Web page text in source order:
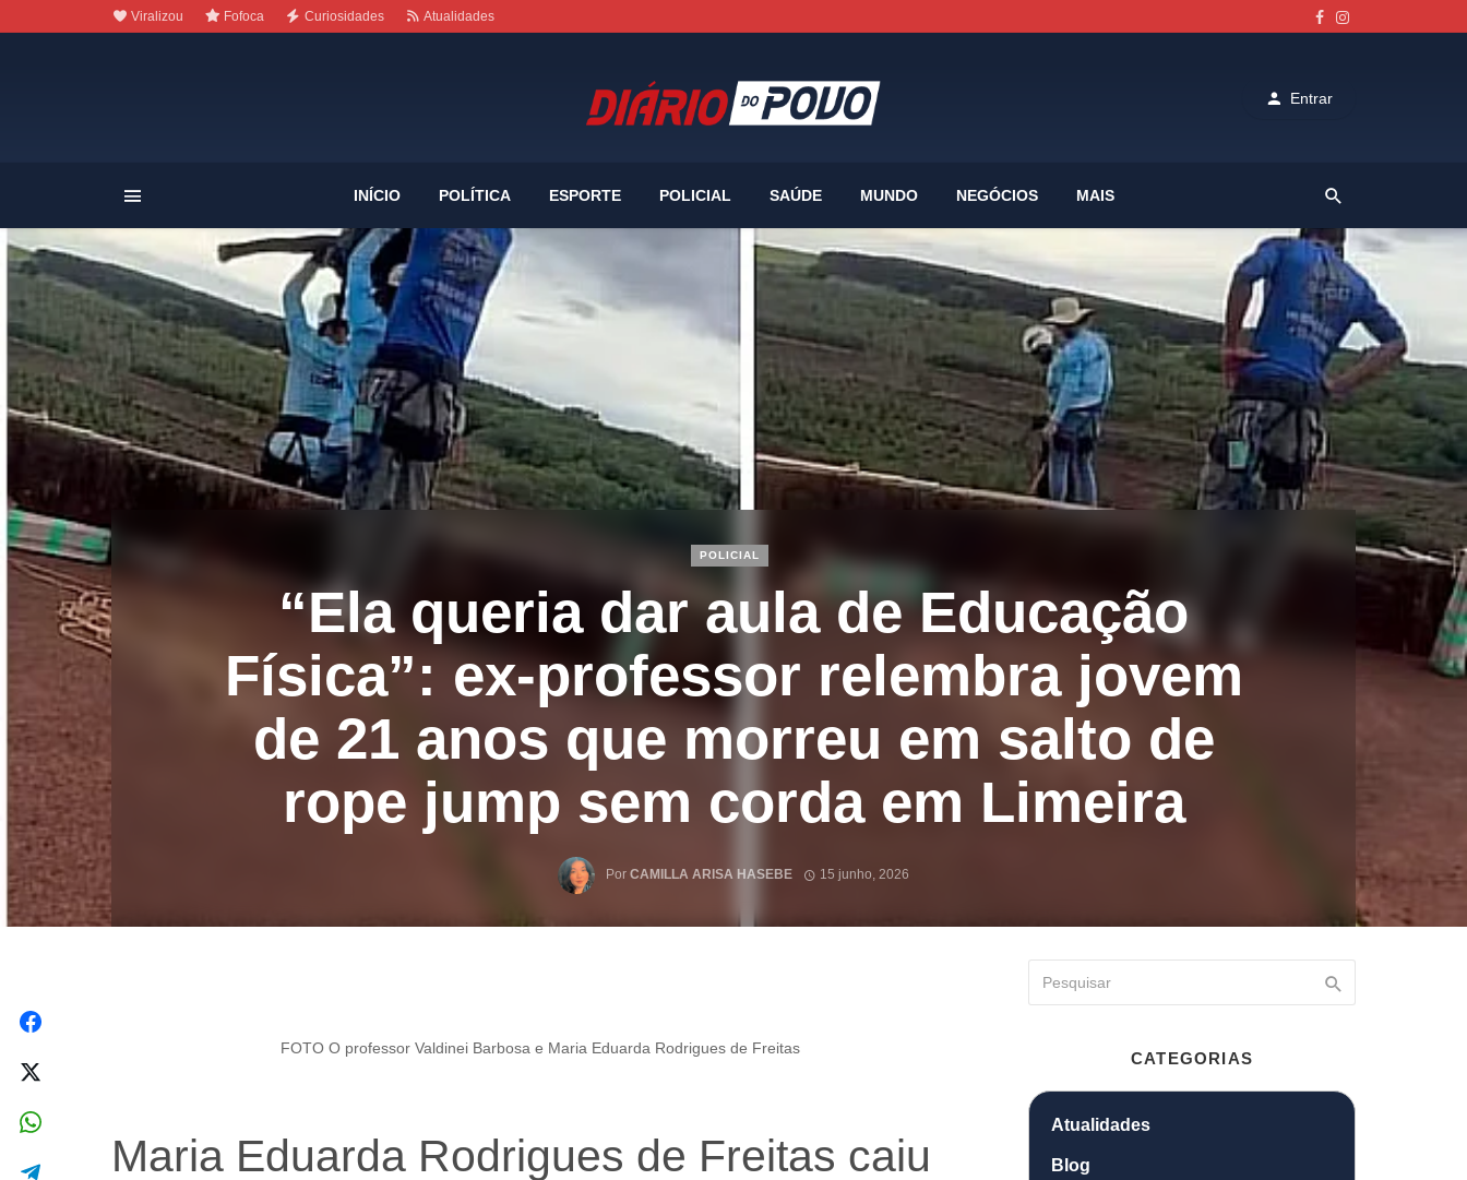
Viralizou Fofoca Curiosidades Atualidades
Entrar
INÍCIO POLÍTICA ESPORTE POLICIAL SAÚDE MUNDO NEGÓCIOS MAIS
POLICIAL
“Ela queria dar aula de Educação
Física”: ex-professor relembra jovem
de 21 anos que morreu em salto de
rope jump sem corda em Limeira
Por CAMILLA ARISA HASEBE 15 junho, 2026
FOTO O professor Valdinei Barbosa e Maria Eduarda Rodrigues de Freitas
Maria Eduarda Rodrigues de Freitas caiu
CATEGORIAS
Atualidades
Blog